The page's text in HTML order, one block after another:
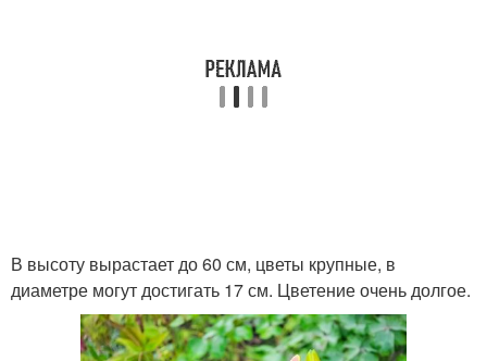
В высоту вырастает до 60 см, цветы крупные, в
диаметре могут достигать 17 см. Цветение очень долгое.